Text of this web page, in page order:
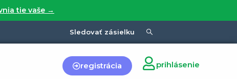
tie vaše →
Sledovať zásielku
registrácia prihlásenie